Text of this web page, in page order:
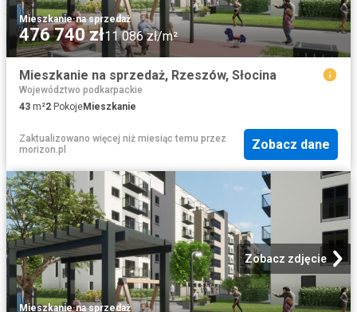
Mieszkanie·na sprzedaż
476 740 zł11 086 zł/m²
Mieszkanie na sprzedaż, Rzeszów, Słocina
Województwo podkarpackie
43 m²2 PokojeMieszkanie
Zaktualizowano więcej niż miesiąc temu przez
morizon.pl
Zobacz dane
Zobacz zdjęcie
Mieszkanie·na sprzedaż